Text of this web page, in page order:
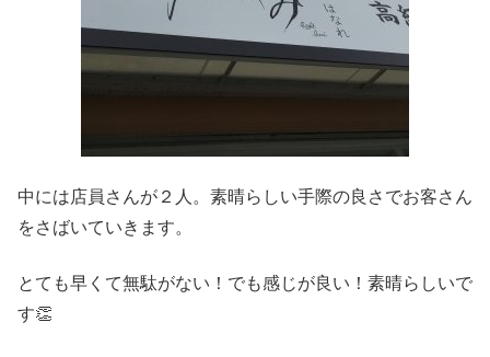
中には店員さんが２人。素晴らしい手際の良さでお客さん
をさばいていきます。
とても早くて無駄がない！でも感じが良い！素晴らしいで
す👏